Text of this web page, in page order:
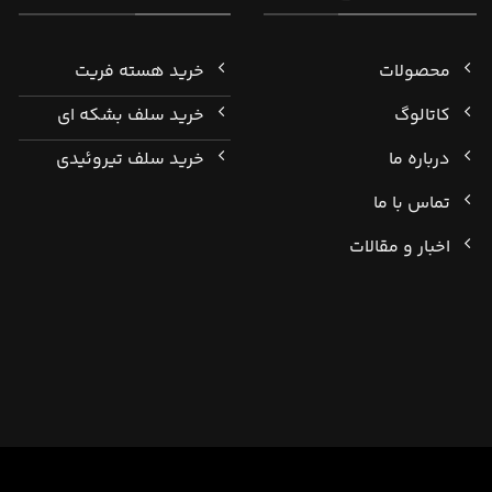
محصولات
کاتالوگ
درباره ما
تماس با ما
اخبار و مقالات
خرید هسته فریت
خرید سلف بشکه ای
خرید سلف تیروئیدی